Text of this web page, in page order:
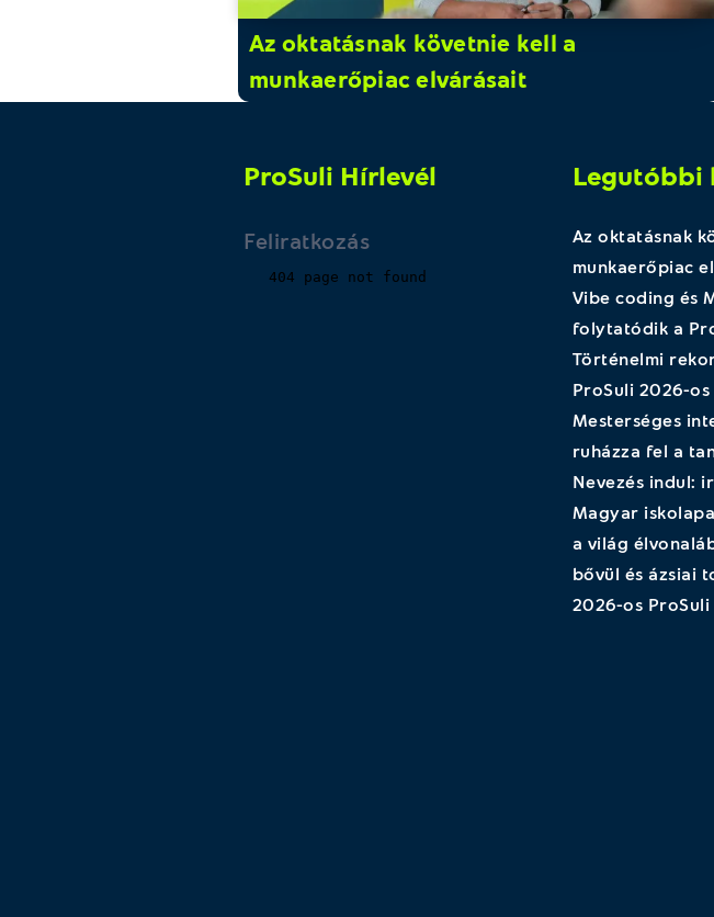
Az oktatásnak követnie kell a
munkaerőpiac elvárásait
ProSuli Hírlevél
Feliratkozás
Legutóbbi
Az oktatásnak
munkaerőpiac
Vibe coding és
folytatódik a
Történelmi
ProSuli 2026-
Mesterséges
ruházza fel a
Nevezés indul:
Magyar
a világ
bővül és ázsiai
2026-os